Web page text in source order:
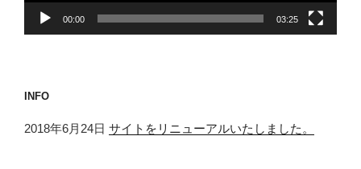
00:00 03:25
INFO
2018年6月24日 サイトをリニューアルいたしました。